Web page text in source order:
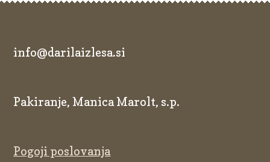
info@darilaizlesa.si
Pakiranje, Manica Marolt, s.p.
Pogoji poslovanja